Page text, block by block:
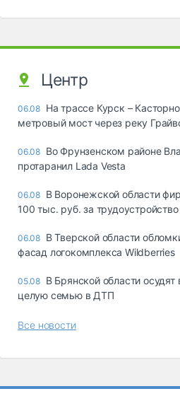
Центр
06.08 На трассе Курск –
метровый мост через реку
06.08 Во Фрунзенском районе
протаранил Lada Vesta
06.08 В Воронежской области
100 тыс. руб. за
06.08 В Тверской области
фасад логокомплекса Wildberries
05.08 В Брянской области осудят
целую семью в ДТП
Все новости